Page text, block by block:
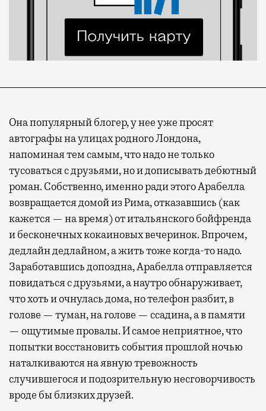
Она популярный блогер, у нее уже просят
автографы на улицах родного Лондона,
напоминая тем самым, что надо не только
тусоваться с друзьями, но и дописывать дебютный
роман. Собственно, именно ради этого Арабелла
возвращается домой из Рима, отказавшись (как
кажется — на время) от итальянского бойфренда
и бесконечных кокаиновых вечеринок. Впрочем,
дедлайн дедлайном, а жить тоже когда-то надо.
Заработавшись допоздна, Арабелла отправляется
повидаться с друзьями, а наутро обнаруживает,
что хоть и очнулась дома, но телефон разбит, в
голове — туман, на голове — ссадина, а в памяти
— ощутимые провалы. И самое неприятное, что
попытки восстановить события прошлой ночью
наталкиваются на явную тревожность
случившегося и подозрительную несговорчивость
вроде бы близких друзей.